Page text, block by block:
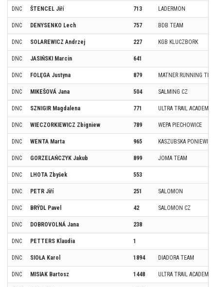
DNC ŠTENCEL Jiří 713 LADERMON
DNC DENYSENKO Lech 757 BDB TEAM
DNC SOLAREWICZ Andrzej 227 KGB KLUCZBORK
DNC JASIŃSKI Marcin 641
DNC FOLĘGA Justyna 879 MATNER RUNNING TEAM
DNC MIKEŠOVÁ Jana 504 SALMING CZ
DNC SZNIGIR Magdalena 771 ULTRA TRAIL ACADEMY
DNC WIECZORKIEWICZ Zbigniew 789 WEPA PIECHOWICE
DNC WENTA Marta 965 KASZUBSKA
DNC GORZELAŃCZYK Jakub 899 JOMA TEAM
DNC LHOTA Zbyšek 553
DNC PETR Jiří 251 SALOMON
DNC BRÝDL Pavel 42 SALOMON CZ
DNC DOBROVOLNÁ Jana 238
DNC PETTERS Klaudia 1
DNC SIOŁA Karol 1894 DIADORA TEAM
DNC MISIAK Bartosz 1448 ULTRA TRAIL ACADEMY